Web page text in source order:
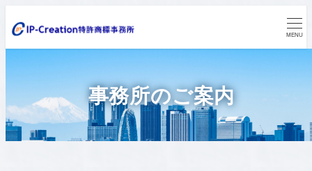
イ
ン
テ
ン
MENU
事務所のご案内